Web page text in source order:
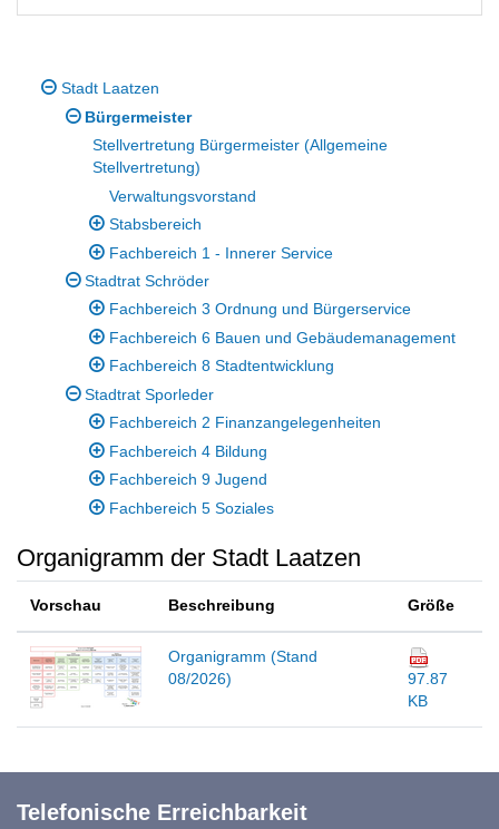
Stadt Laatzen
Bürgermeister
Stellvertretung Bürgermeister (Allgemeine
Stellvertretung)
Verwaltungsvorstand
Stabsbereich
Fachbereich 1 - Innerer Service
Stadtrat Schröder
Fachbereich 3 Ordnung und Bürgerservice
Fachbereich 6 Bauen und Gebäudemanagement
Fachbereich 8 Stadtentwicklung
Stadtrat Sporleder
Fachbereich 2 Finanzangelegenheiten
Fachbereich 4 Bildung
Fachbereich 9 Jugend
Fachbereich 5 Soziales
Organigramm der Stadt Laatzen
Vorschau Beschreibung Größe
Organigramm (Stand
08/2026)
97.87
KB
Telefonische Erreichbarkeit